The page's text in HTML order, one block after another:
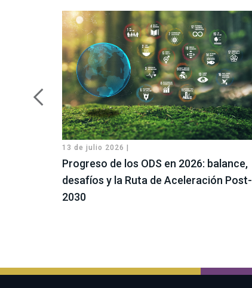
13 de julio 2026 |
Progreso de los ODS en 2026: balance,
desafíos y la Ruta de Aceleración Post-
2030